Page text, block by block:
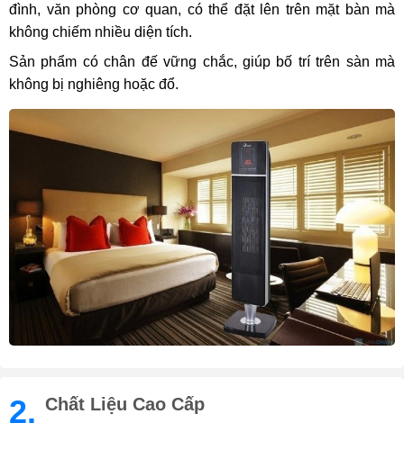
đình, văn phòng cơ quan, có thể đặt lên trên mặt bàn mà
không chiếm nhiều diện tích.
Sản phẩm có chân đế vững chắc, giúp bố trí trên sàn mà
không bị nghiêng hoặc đổ.
2. Chất Liệu Cao Cấp